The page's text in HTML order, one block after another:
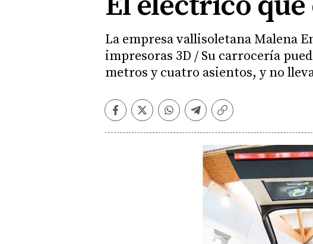
La empresa vallisoletana Malena
impresoras 3D / Su carrocería
metros y cuatro asientos, y no
Facebook
TwitterWhatsapp
Telegram
Copiar